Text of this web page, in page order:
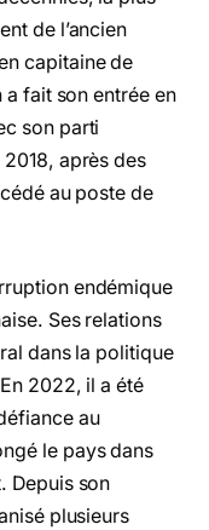
de l’ancien
capitaine de
a fait son entrée en
son parti
après des
au poste de
endémique
Ses relations
dans la politique
2022, il a été
au
le pays dans
Depuis son
plusieurs